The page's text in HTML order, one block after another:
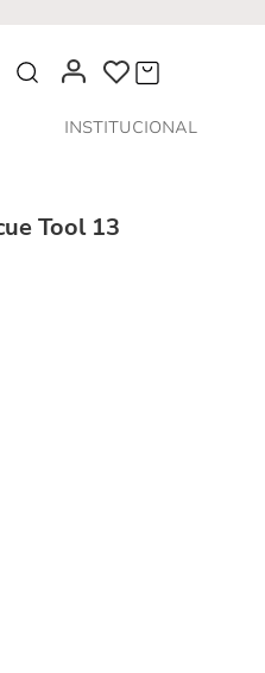
O que você procura?
INSTITUCIONAL
Tool 13